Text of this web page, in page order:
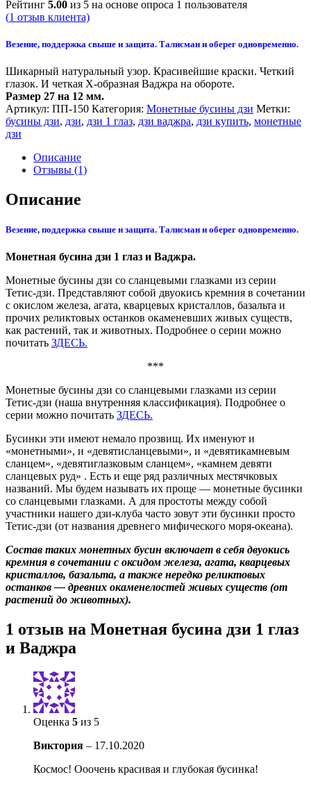
Рейтинг 5.00 из 5 на основе опроса 1 пользователя
(1 отзыв клиента)
Везение, поддержка свыше и защита. Талисман и оберег одновременно.
Шикарный натуральный узор. Красивейшие краски. Четкий
глазок. И четкая Х-образная Ваджра на обороте.
Размер 27 на 12 мм.
Артикул: ПП-150 Категория: Монетные бусины дзи Метки:
бусины дзи, дзи, дзи 1 глаз, дзи ваджра, дзи купить, монетные
дзи
Описание
Отзывы (1)
Описание
Везение, поддержка свыше и защита. Талисман и оберег одновременно.
Монетная бусина дзи 1 глаз и Ваджра.
Монетные бусины дзи со сланцевыми глазками из серии
Тетис-дзи. Представляют собой двуокись кремния в сочетании
с окислом железа, агата, кварцевых кристаллов, базальта и
прочих реликтовых останков окаменевших живых существ,
как растений, так и животных. Подробнее о серии можно
почитать ЗДЕСЬ.
***
Монетные бусины дзи со сланцевыми глазками из серии
Тетис-дзи (наша внутренняя классификация). Подробнее о
серии можно почитать ЗДЕСЬ.
Бусинки эти имеют немало прозвищ. Их именуют и
«монетными», и «девятисланцевыми», и «девятикамневым
сланцем», «девятиглазковым сланцем», «камнем девяти
сланцевых руд» . Есть и еще ряд различных местячковых
названий. Мы будем называть их проще — монетные бусинки
со сланцевыми глазками. А для простоты между собой
участники нашего дзи-клуба часто зовут эти бусинки просто
Тетис-дзи (от названия древнего мифического моря-океана).
Состав таких монетных бусин включает в себя двуокись
кремния в сочетании с оксидом железа, агата, кварцевых
кристаллов, базальта, а также нередко реликтовых
останков — древних окаменелостей живых существ (от
растений до животных).
1 отзыв на Монетная бусина дзи 1 глаз
и Ваджра
Оценка 5 из 5
Виктория – 17.10.2020
Космос! Ооочень красивая и глубокая бусинка!